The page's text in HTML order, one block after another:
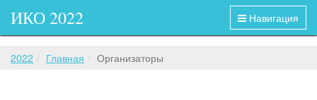
Навигация
ИКО 2022
2022 Главная Организаторы